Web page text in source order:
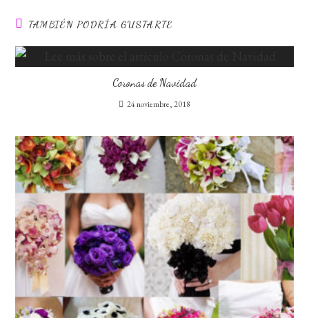
TAMBIÉN PODRÍA GUSTARTE
Coronas de Navidad
24 noviembre, 2018